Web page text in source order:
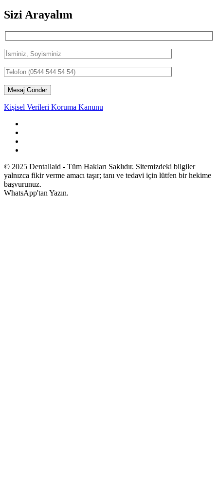
Sizi Arayalım
Kişisel Verileri Koruma Kanunu
© 2025 Dentallaid - Tüm Hakları Saklıdır. Sitemizdeki bilgiler
yalnızca fikir verme amacı taşır; tanı ve tedavi için lütfen bir hekime
başvurunuz.
WhatsApp'tan Yazın.